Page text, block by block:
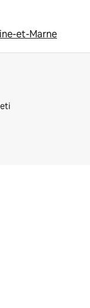
et-Marne